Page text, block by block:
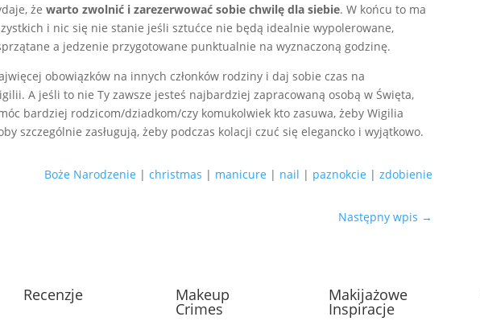
żewarto zwolnić i zarezerwować sobie chwilę dla siebie. W końcu to ma
i nic się nie stanie jeśli sztućce nie będą idealnie wypolerowane,
a jedzenie przygotowane punktualnie na wyznaczoną godzinę.
obowiązków na innych członków rodziny i daj sobie czas na
A jeśli to nie Ty zawsze jesteś najbardziej zapracowaną osobą w Święta,
bardziej rodzicom/dziadkom/czy komukolwiek kto zasuwa, żeby Wigilia
szczególnie zasługują, żeby podczas kolacji czuć się elegancko i wyjątkowo.
Boże Narodzenie |christmas | manicure | nail | paznokcie |zdobienie
Następny wpis →
Recenzje Makeup
Crimes
Makijażowe
Inspiracje